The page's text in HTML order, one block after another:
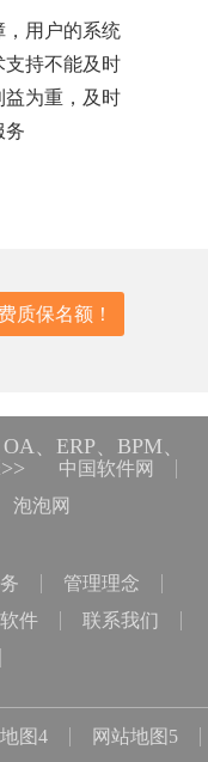
，用户的系统
支持不能及时
益为重，及时
务
质保名额！
、ERP、BPM、
中国软件网
泡泡网
管理理念
件
联系我们
图4
网站地图5